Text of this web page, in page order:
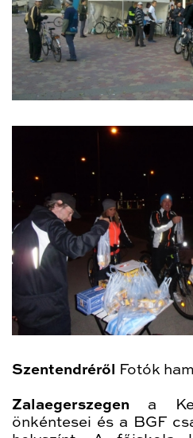
Szentendréről Fotók
Zalaegerszegen a
önkéntesei és a BGF